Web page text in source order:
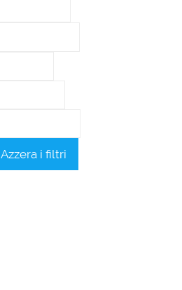
Azzera i filtri